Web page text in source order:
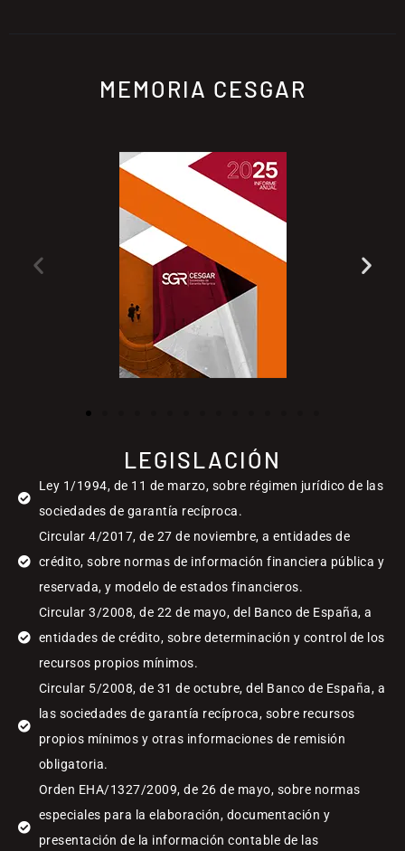
MEMORIA CESGAR
LEGISLACIÓN
Ley 1/1994, de 11 de marzo, sobre régimen jurídico de las
sociedades de garantía recíproca.
Circular 4/2017, de 27 de noviembre, a entidades de
crédito, sobre normas de información financiera pública y
reservada, y modelo de estados financieros.
Circular 3/2008, de 22 de mayo, del Banco de España, a
entidades de crédito, sobre determinación y control de los
recursos propios mínimos.
Circular 5/2008, de 31 de octubre, del Banco de España, a
las sociedades de garantía recíproca, sobre recursos
propios mínimos y otras informaciones de remisión
obligatoria.
Orden EHA/1327/2009, de 26 de mayo, sobre normas
especiales para la elaboración, documentación y
presentación de la información contable de las